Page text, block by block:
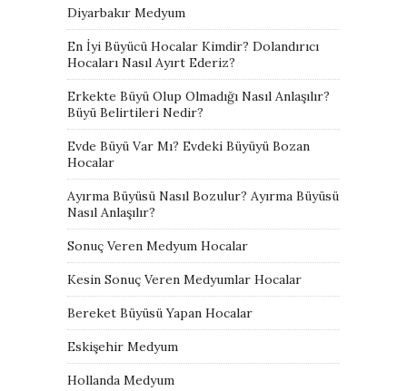
Diyarbakır Medyum
En İyi Büyücü Hocalar Kimdir? Dolandırıcı
Hocaları Nasıl Ayırt Ederiz?
Erkekte Büyü Olup Olmadığı Nasıl Anlaşılır?
Büyü Belirtileri Nedir?
Evde Büyü Var Mı? Evdeki Büyüyü Bozan
Hocalar
Ayırma Büyüsü Nasıl Bozulur? Ayırma Büyüsü
Nasıl Anlaşılır?
Sonuç Veren Medyum Hocalar
Kesin Sonuç Veren Medyumlar Hocalar
Bereket Büyüsü Yapan Hocalar
Eskişehir Medyum
Hollanda Medyum